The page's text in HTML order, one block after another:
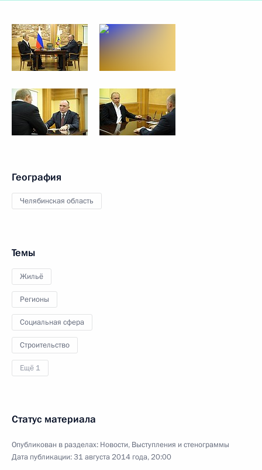
География
Челябинская область
Темы
Жильё
Регионы
Социальная сфера
Строительство
Ещё 1
Статус материала
Опубликован в разделах: Новости, Выступления и стенограммы
Дата публикации:31 августа 2014 года, 20:00